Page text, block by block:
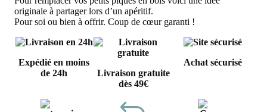
originale à partager lors d’un apéritif.
Pour soi ou bien à offrir. Coup de cœur garanti !
Expédié en moins
de 24h
Livraison gratuite
dès 49€
Achat sécurisé